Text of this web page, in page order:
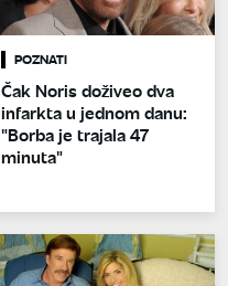
POZNATI
Čak Noris doživeo dva
infarkta u jednom danu:
"Borba je trajala 47
minuta"